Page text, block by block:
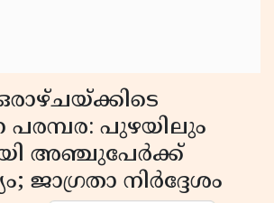
പരമ്പര: പുഴയിലും
അഞ്ചുപേർക്ക്
ജാഗ്രതാ നിർദ്ദേശം